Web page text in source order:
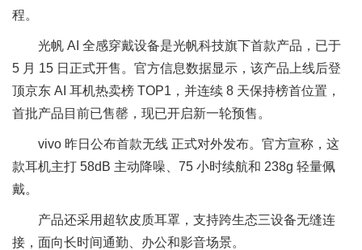
程。
光帆 AI 全感穿戴设备是光帆科技旗下首款产品，已于
5 月 15 日正式开售。官方信息数据显示，该产品上线后登
顶京东 AI 耳机热卖榜 TOP1，并连续 8 天保持榜首位置，
首批产品目前已售罄，现已开启新一轮预售。
vivo 昨日公布首款无线 正式对外发布。官方宣称，这
款耳机主打 58dB 主动降噪、75 小时续航和 238g 轻量佩
戴。
产品还采用超软皮质耳罩，支持跨生态三设备无缝连
接，面向长时间通勤、办公和影音场景。